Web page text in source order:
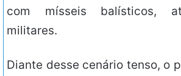
com mísseis balísticos,
militares.
Diante desse cenário tenso, o